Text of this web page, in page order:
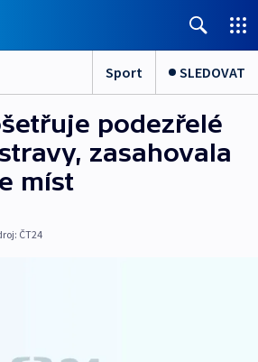
Sport SLEDOVAT
podezřelé
zasahovala
míst
ČT24